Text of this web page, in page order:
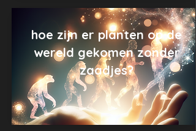
hoe zijn er planten op de
wereld gekomen zonder
zaadjes?